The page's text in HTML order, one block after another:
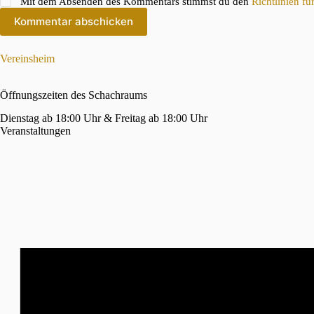
Kommentar abschicken
Vereinsheim
Öffnungszeiten des Schachraums
Dienstag ab 18:00 Uhr & Freitag ab 18:00 Uhr
Veranstaltungen